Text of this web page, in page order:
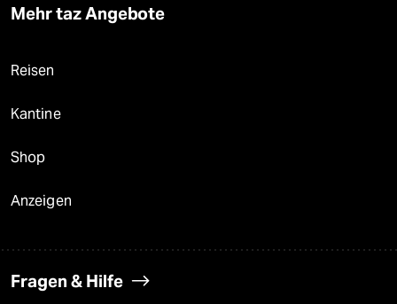
Mehr taz Angebote
Reisen
Kantine
Shop
Anzeigen
Fragen & Hilfe